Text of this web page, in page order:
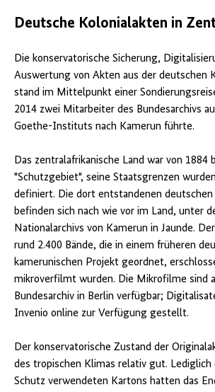
Bundesarchivs
Kamerun,
Quelle:
BArch,
2014-
0122-
Deutsche Kolonialakten in
Die konservatorische Sicherung,
Auswertung von Akten aus der deutschen
stand im Mittelpunkt einer
2014 zwei Mitarbeiter des Bundesarchivs
Goethe-Instituts nach Kamerun führte.
Das zentralafrikanische Land war von 1884
"Schutzgebiet", seine Staatsgrenzen
definiert. Die dort entstandenen deutschen
befinden sich nach wie vor im Land, unter
Nationalarchivs von Kamerun in Jaunde.
rund 2.400 Bände, die in einem früheren
kamerunischen Projekt geordnet,
mikroverfilmt wurden. Die Mikrofilme sind
Bundesarchiv in Berlin verfügbar;
Invenio online zur Verfügung gestellt.
Der konservatorische Zustand der
des tropischen Klimas relativ gut. Lediglich
Schutz verwendeten Kartons hatten das